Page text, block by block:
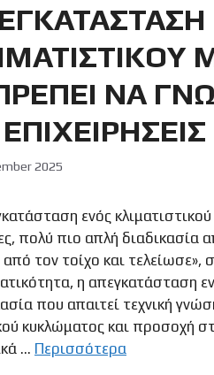
ΝΑ
2025
ενός
πολύ πιο απλή διαδικασία
τον τοίχο και τελείωσε»,
η απεγκατάσταση
που απαιτεί τεχνική
κυκλώματος και προσοχή
… Περισσότερα